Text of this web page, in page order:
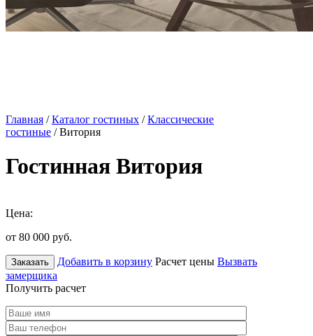
Главная /Каталог гостиных /Классические
гостиные / Витория
Гостинная Витория
Цена:
от 80 000 руб.
Заказать Добавить в корзину Расчет цены Вызвать
замерщика
Получить расчет